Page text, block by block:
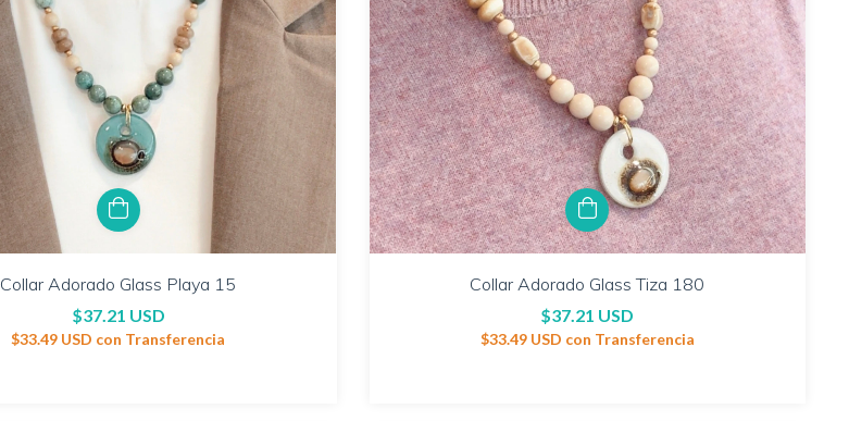
Collar Adorado Glass Playa 15
$37.21 USD
$33.49 USD con Transferencia
Collar Adorado Glass Tiza 180
$37.21 USD
$33.49 USD con Transferencia